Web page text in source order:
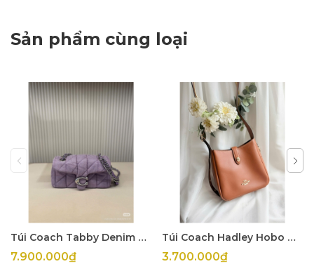
Sản phẩm cùng loại
Túi Coach Tabby Denim Tím
7.900.000₫
Túi Coach Hadley Hobo Mini
3.700.000₫